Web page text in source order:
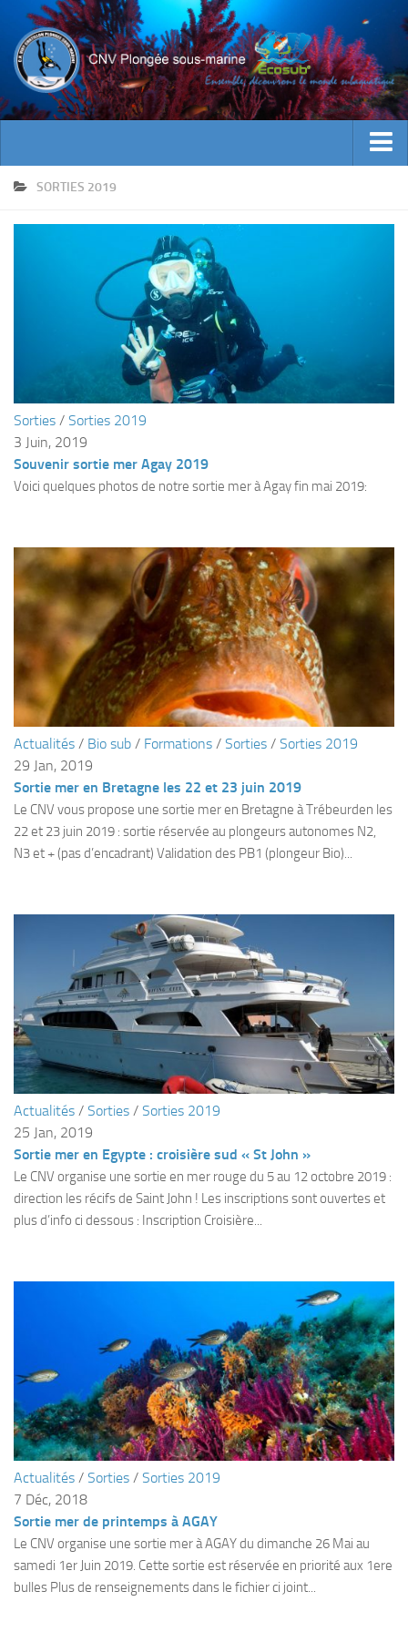
ACTUALITES
Bienvenue
Documents utiles
Historique
ECOLE DE PLONGEE
Formations
Plongeur N1
Plongeur N2
Plongeur N3
Maintien des acquis
Guide de palanquée N4
Initiateur
Moniteur Fédéral
Organisation
Responsables
Fosse
Sorties techniques
Sorties 2026
Sorties 2025
Sorties 2024
Sorties 2022
Sorties 2021
Sorties 2020
Sorties 2019
Sorties 2018
sorties 2017
Sorties 2015
Environnement et Biologie Sub
Formations
Lac Merveilleux
AUDIOVISUEL
Photo
Peinture
NAGE
SORTIES 2019
Sorties / Sorties 2019
3 Juin, 2019
Souvenir sortie mer Agay 2019
Voici quelques photos de notre sortie mer à Agay fin mai 2019:
Actualités / Bio sub / Formations / Sorties / Sorties 2019
29 Jan, 2019
Sortie mer en Bretagne les 22 et 23 juin 2019
Le CNV vous propose une sortie mer en Bretagne à Trébeurden les
22 et 23 juin 2019 : sortie réservée au plongeurs autonomes N2,
N3 et + (pas d’encadrant) Validation des PB1 (plongeur Bio)...
Actualités / Sorties / Sorties 2019
25 Jan, 2019
Sortie mer en Egypte : croisière sud « St John »
Le CNV organise une sortie en mer rouge du 5 au 12 octobre 2019 :
direction les récifs de Saint John ! Les inscriptions sont ouvertes et
plus d’info ci dessous : Inscription Croisière...
Actualités / Sorties / Sorties 2019
7 Déc, 2018
Sortie mer de printemps à AGAY
Le CNV organise une sortie mer à AGAY du dimanche 26 Mai au
samedi 1er Juin 2019. Cette sortie est réservée en priorité aux 1ere
bulles Plus de renseignements dans le fichier ci joint...